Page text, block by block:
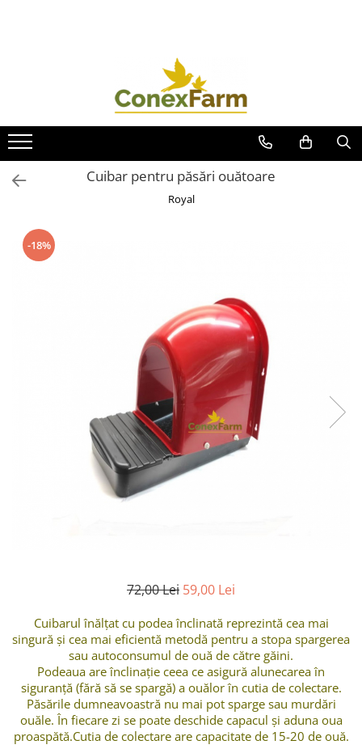
Hrănitori
Accesorii
Suplimente
Adăpători
Hrănitori
Suplimente Cest Pharma
Suplimente Röhnfried
Suplimente Belgica de Weerd
Suplimente Natural
Suplimente - Berger Pigeons
Accesorii
Jucării
Suplimente
Iepuri
Adăpători
Hrănitori
Cuibar pentru păsări ouătoare
Royal
-18%
72,00 Lei 59,00 Lei
Cuibarul înălțat cu podea înclinată reprezintă cea mai
singură și cea mai eficientă metodă pentru a stopa spargerea
sau autoconsumul de ouă de către găini.
Podeaua are înclinație ceea ce asigură alunecarea în
siguranță (fără să se spargă) a ouălor în cutia de colectare.
Păsările dumneavoastră nu mai pot sparge sau murdări
ouăle. În fiecare zi se poate deschide capacul și aduna oua
proaspătă.Cutia de colectare are capacitate de 15-20 de ouă.